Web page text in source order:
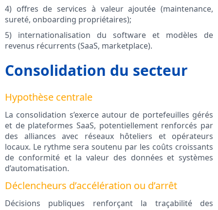
4) offres de services à valeur ajoutée (maintenance,
sureté, onboarding propriétaires);
5) internationalisation du software et modèles de
revenus récurrents (SaaS, marketplace).
Consolidation du secteur
Hypothèse centrale
La consolidation s’exerce autour de portefeuilles gérés
et de plateformes SaaS, potentiellement renforcés par
des alliances avec réseaux hôteliers et opérateurs
locaux. Le rythme sera soutenu par les coûts croissants
de conformité et la valeur des données et systèmes
d’automatisation.
Déclencheurs d’accélération ou d’arrêt
Décisions publiques renforçant la traçabilité des